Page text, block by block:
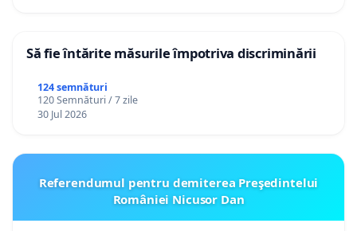
Să fie întărite măsurile împotriva discriminării
124 semnături
120 Semnături / 7 zile
30 Jul 2026
Referendumul pentru demiterea Preşedintelui
României Nicusor Dan